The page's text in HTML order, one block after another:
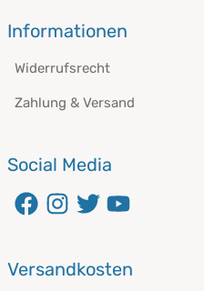
Informationen
Widerrufsrecht
Zahlung & Versand
Social Media
Versandkosten